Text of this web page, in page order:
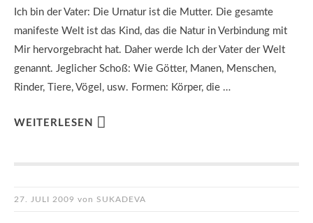
Ich bin der Vater: Die Urnatur ist die Mutter. Die gesamte
manifeste Welt ist das Kind, das die Natur in Verbindung mit
Mir hervorgebracht hat. Daher werde Ich der Vater der Welt
genannt. Jeglicher Schoß: Wie Götter, Manen, Menschen,
Rinder, Tiere, Vögel, usw. Formen: Körper, die …
WEITERLESEN
27. JULI 2009 von SUKADEVA